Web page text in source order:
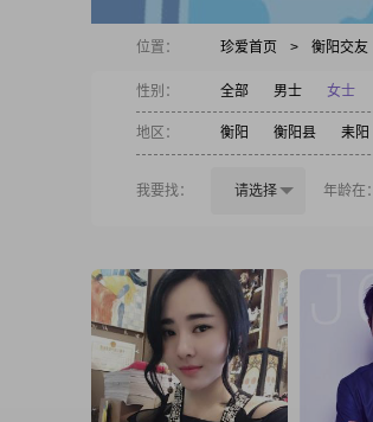
位置： 珍爱首页 > 衡阳交友
性别： 全部 男士 女士
地区： 衡阳 衡阳县 耒阳
我要找： 请选择 年龄在：